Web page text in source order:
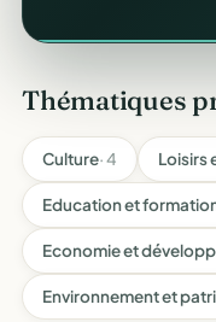
Thématiques
Culture· 4 Loisirs
Education et
Economie et
Environnement et